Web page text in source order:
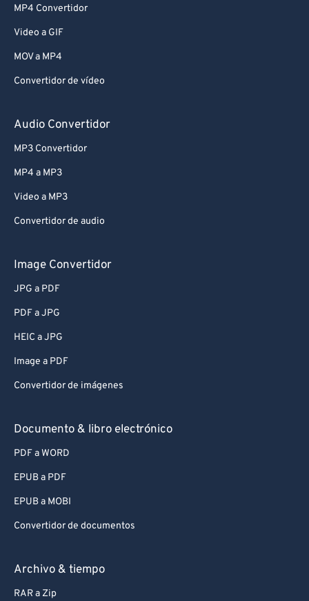
MP4 Convertidor
Video a GIF
MOV a MP4
Convertidor de vídeo
Audio Convertidor
MP3 Convertidor
MP4 a MP3
Video a MP3
Convertidor de audio
Image Convertidor
JPG a PDF
PDF a JPG
HEIC a JPG
Image a PDF
Convertidor de imágenes
Documento & libro electrónico
PDF a WORD
EPUB a PDF
EPUB a MOBI
Convertidor de documentos
Archivo & tiempo
RAR a Zip